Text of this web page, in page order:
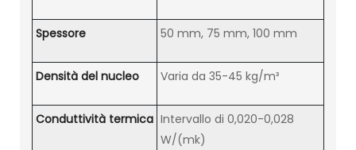
Spessore 50 mm, 75 mm, 100 mm
Densità del nucleo Varia da 35-45 kg/m³
Conduttività termica Intervallo di 0,020-0,028
W/(mk)